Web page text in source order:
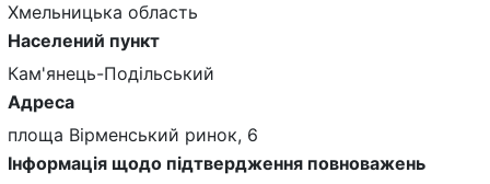
Хмельницька область
Населений пункт
Кам'янець-Подільський
Адреса
площа Вірменський ринок, 6
Інформація щодо підтвердження повноважень